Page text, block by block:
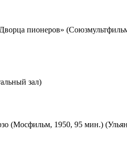
пионеров»
зал)
(Мосфильм, 1950, 95 мин.)